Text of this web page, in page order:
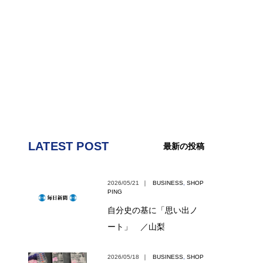
LATEST POST 最新の投稿
2026/05/21 ｜ BUSINESS SHOP
PING
自分史の基に「思い出ノ
ート」 ／山梨
2026/05/18 ｜ BUSINESS SHOP